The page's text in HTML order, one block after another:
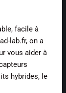
facile à
lab.fr, on a
vous aider à
hybrides, le